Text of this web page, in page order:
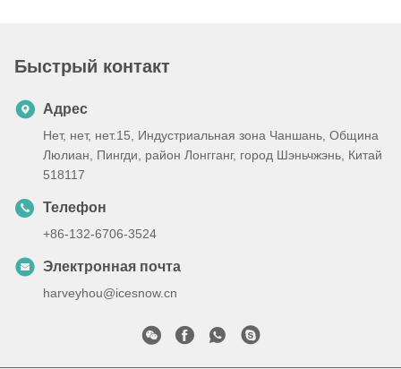
Быстрый контакт
Адрес
Нет, нет, нет.15, Индустриальная зона Чаншань, Община
Люлиан, Пингди, район Лонгганг, город Шэньчжэнь, Китай
518117
Телефон
+86-132-6706-3524
Электронная почта
harveyhou@icesnow.cn